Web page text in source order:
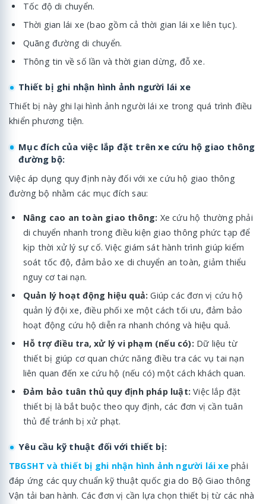
Tốc độ di chuyển.
Thời gian lái xe (bao gồm cả thời gian lái xe liên tục).
Quãng đường di chuyển.
Thông tin về số lần và thời gian dừng, đỗ xe.
Thiết bị ghi nhận hình ảnh người lái xe
Thiết bị này ghi lại hình ảnh người lái xe trong quá trình điều
khiển phương tiện.
Mục đích của việc lắp đặt trên xe cứu hộ giao thông
đường bộ:
Việc áp dụng quy định này đối với xe cứu hộ giao thông
đường bộ nhằm các mục đích sau:
Nâng cao an toàn giao thông: Xe cứu hộ thường phải
di chuyển nhanh trong điều kiện giao thông phức tạp để
kịp thời xử lý sự cố. Việc giám sát hành trình giúp kiểm
soát tốc độ, đảm bảo xe di chuyển an toàn, giảm thiểu
nguy cơ tai nạn.
Quản lý hoạt động hiệu quả: Giúp các đơn vị cứu hộ
quản lý đội xe, điều phối xe một cách tối ưu, đảm bảo
hoạt động cứu hộ diễn ra nhanh chóng và hiệu quả.
Hỗ trợ điều tra, xử lý vi phạm (nếu có): Dữ liệu từ
thiết bị giúp cơ quan chức năng điều tra các vụ tai nạn
liên quan đến xe cứu hộ (nếu có) một cách khách quan.
Đảm bảo tuân thủ quy định pháp luật: Việc lắp đặt
thiết bị là bắt buộc theo quy định, các đơn vị cần tuân
thủ để tránh bị xử phạt.
Yêu cầu kỹ thuật đối với thiết bị:
TBGSHT và thiết bị ghi nhận hình ảnh người lái xephải
đáp ứng các quy chuẩn kỹ thuật quốc gia do Bộ Giao thông
Vận tải ban hành. Các đơn vị cần lựa chọn thiết bị từ các nhà